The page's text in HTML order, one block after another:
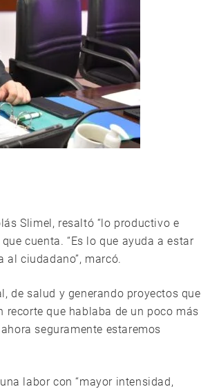
Slimel, resaltó “lo productivo e
cuenta. “Es lo que ayuda a estar
al ciudadano”, marcó.
de salud y generando proyectos que
recorte que hablaba de un poco más
seguramente estaremos
labor con “mayor intensidad,